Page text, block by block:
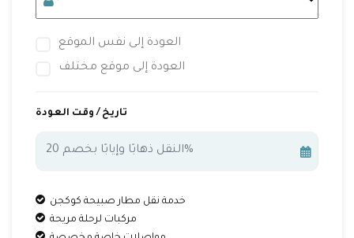
العودة إلى نفس الموقع
العودة إلى موقع مختلف
تاريخ / وقت العودة
خدمة نقل مطار صبيحة كوكجن
مركبات لرحلة مريحة